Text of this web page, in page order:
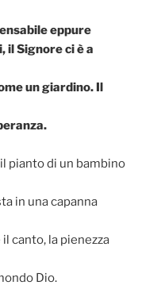
eppure
il Signore ci è a
un giardino. Il
pianto di un bambino
in una capanna
canto, la pienezza
Dio.